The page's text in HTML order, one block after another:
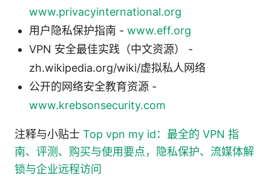
www.privacyinternational.org
用户隐私保护指南 - www.eff.org
VPN 安全最佳实践（中文资源） -
zh.wikipedia.org/wiki/虚拟私人网络
公开的网络安全教育资源 -
www.krebsonsecurity.com
注释与小贴士 Top vpn my id：最全的 VPN 指
南、评测、购买与使用要点，隐私保护、流媒体解
锁与企业远程访问